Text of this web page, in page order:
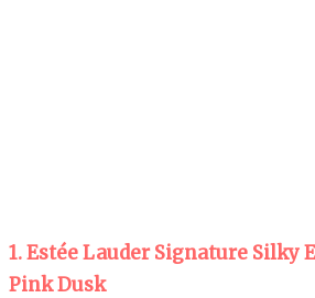
1. Estée Lauder Signature Silky
Pink Dusk